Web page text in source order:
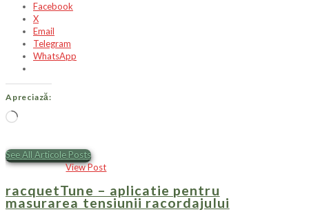
Facebook
X
Email
Telegram
WhatsApp
Apreciază:
Încarc...
See All Articole Posts
View Post
racquetTune – aplicatie pentru
masurarea tensiunii racordajului